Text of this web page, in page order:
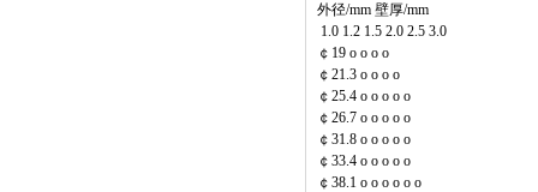
外径/mm 壁厚/mm
1.0 1.2 1.5 2.0 2.5 3.0
￠19 o o o o
￠21.3 o o o o
￠25.4 o o o o o
￠26.7 o o o o o
￠31.8 o o o o o
￠33.4 o o o o o
￠38.1 o o o o o o